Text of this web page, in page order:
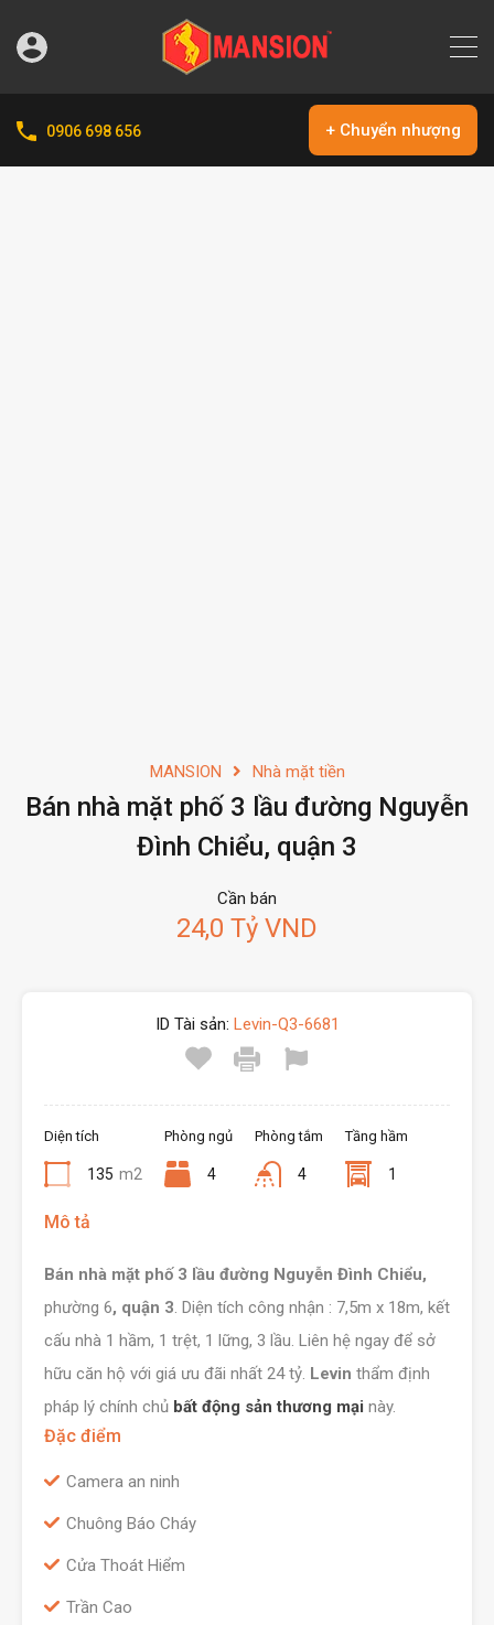
0906 698 656 + Chuyển nhượng
MANSION Nhà mặt tiền
Bán nhà mặt phố 3 lầu đường Nguyễn
Đình Chiểu, quận 3
Cần bán
24,0 Tỷ VND
ID Tài sản: Levin-Q3-6681
Diện tích
135 m2
Phòng ngủ
4
Phòng tắm
4
Tầng hầm
1
Mô tả
Bán nhà mặt phố 3 lầu đường Nguyễn Đình Chiểu,
phường 6, quận 3. Diện tích công nhận : 7,5m x 18m, kết
cấu nhà 1 hầm, 1 trệt, 1 lững, 3 lầu. Liên hệ ngay để sở
hữu căn hộ với giá ưu đãi nhất 24 tỷ. Levin thẩm định
pháp lý chính chủ bất động sản thương mại này.
Đặc điểm
Camera an ninh
Chuông Báo Cháy
Cửa Thoát Hiểm
Trần Cao